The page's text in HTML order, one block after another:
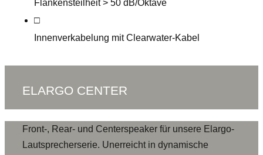
Flankensteilheit > 50 dB/Oktave
□
Innenverkabelung mit Clearwater-Kabel
ELARGO CENTER
Front-, Rear- und Centerspeaker für unsere Elargo-
Lautsprecherserie. Unerreicht in dynamische